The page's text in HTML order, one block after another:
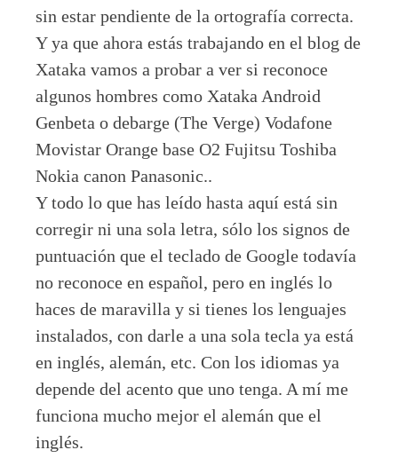
sin estar pendiente de la ortografía correcta.
Y ya que ahora estás trabajando en el blog de
Xataka vamos a probar a ver si reconoce
algunos hombres como Xataka Android
Genbeta o debarge (The Verge) Vodafone
Movistar Orange base O2 Fujitsu Toshiba
Nokia canon Panasonic..
Y todo lo que has leído hasta aquí está sin
corregir ni una sola letra, sólo los signos de
puntuación que el teclado de Google todavía
no reconoce en español, pero en inglés lo
haces de maravilla y si tienes los lenguajes
instalados, con darle a una sola tecla ya está
en inglés, alemán, etc. Con los idiomas ya
depende del acento que uno tenga. A mí me
funciona mucho mejor el alemán que el
inglés.